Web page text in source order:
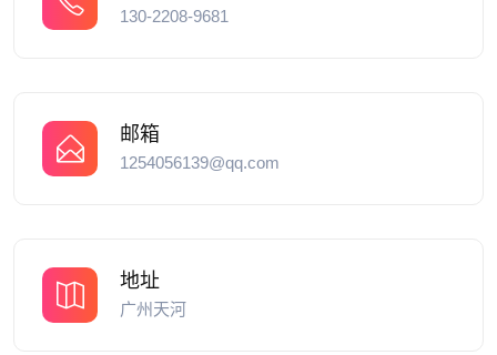
130-2208-9681
邮箱
1254056139@qq.com
地址
广州天河